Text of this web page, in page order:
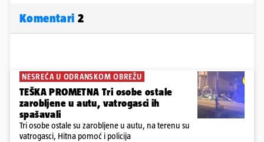
Komentari 2
NESREĆA U ODRANSKOM OBREŽU
TEŠKA PROMETNA Tri osobe ostale
zarobljene u autu, vatrogasci ih
spašavali
Tri osobe ostale su zarobljene u autu, na terenu su
vatrogasci, Hitna pomoć i policija